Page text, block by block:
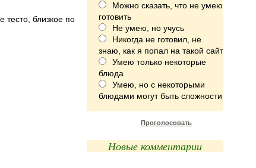
близкое по
Можно сказать, что не умею
готовить
Не умею, но учусь
Никогда не готовил, не
знаю, как я попал на такой сайт
Умею только некоторые
блюда
Умею, но с некоторыми
блюдами могут быть сложности
Проголосовать
Новые комментарии